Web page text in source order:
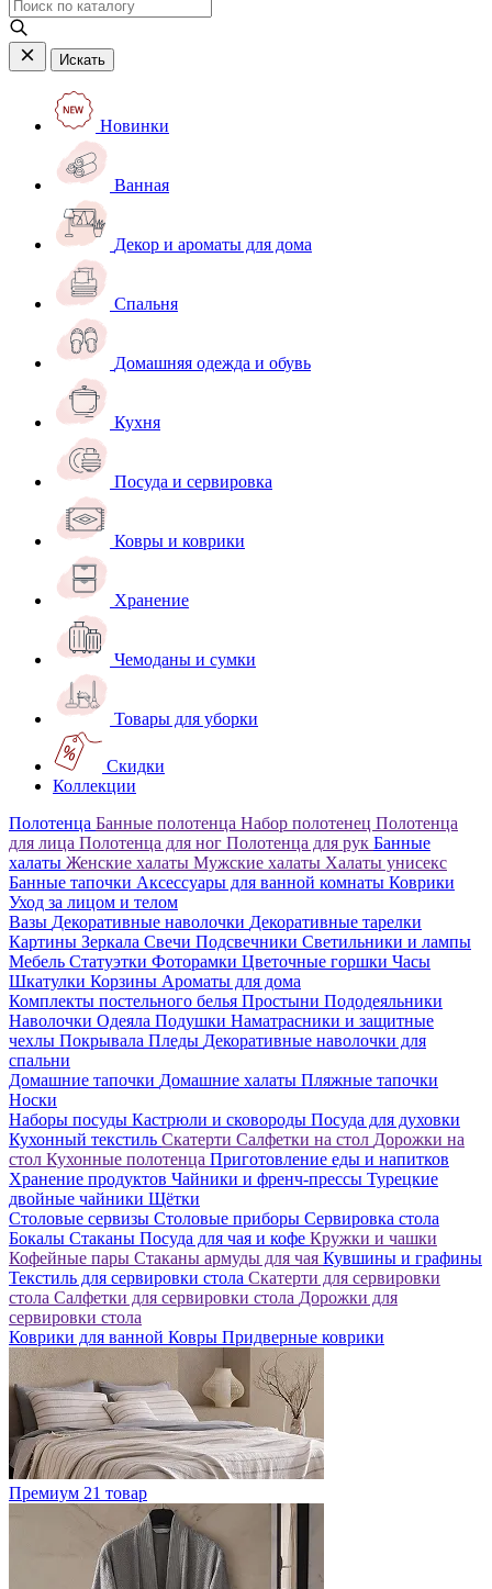
Искать
Новинки
Ванная
Декор и ароматы для дома
Спальня
Домашняя одежда и обувь
Кухня
Посуда и сервировка
Ковры и коврики
Хранение
Чемоданы и сумки
Товары для уборки
Скидки
Коллекции
Полотенца Банные полотенца Набор полотенец Полотенца
для лица Полотенца для ног Полотенца для рук Банные
халаты Женские халаты Мужские халаты Халаты унисекс
Банные тапочки Аксессуары для ванной комнаты Коврики
Уход за лицом и телом
Вазы Декоративные наволочки Декоративные тарелки
Картины Зеркала Свечи Подсвечники Светильники и лампы
Мебель Статуэтки Фоторамки Цветочные горшки Часы
Шкатулки Корзины Ароматы для дома
Комплекты постельного белья Простыни Пододеяльники
Наволочки Одеяла Подушки Наматрасники и защитные
чехлы Покрывала Пледы Декоративные наволочки для
спальни
Домашние тапочки Домашние халаты Пляжные тапочки
Носки
Наборы посуды Кастрюли и сковороды Посуда для духовки
Кухонный текстиль Скатерти Салфетки на стол Дорожки на
стол Кухонные полотенца Приготовление еды и напитков
Хранение продуктов Чайники и френч-прессы Турецкие
двойные чайники Щётки
Столовые сервизы Столовые приборы Сервировка стола
Бокалы Стаканы Посуда для чая и кофе Кружки и чашки
Кофейные пары Стаканы армуды для чая Кувшины и графины
Текстиль для сервировки стола Скатерти для сервировки
стола Салфетки для сервировки стола Дорожки для
сервировки стола
Коврики для ванной Ковры Придверные коврики
Премиум 21 товар